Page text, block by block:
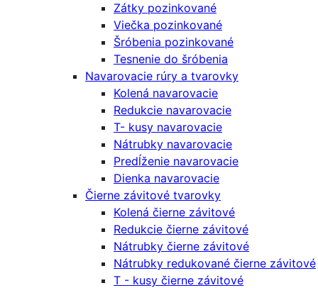
Zátky pozinkované
Viečka pozinkované
Šróbenia pozinkované
Tesnenie do šróbenia
Navarovacie rúry a tvarovky
Kolená navarovacie
Redukcie navarovacie
T- kusy navarovacie
Nátrubky navarovacie
Predĺženie navarovacie
Dienka navarovacie
Čierne závitové tvarovky
Kolená čierne závitové
Redukcie čierne závitové
Nátrubky čierne závitové
Nátrubky redukované čierne závitové
T - kusy čierne závitové